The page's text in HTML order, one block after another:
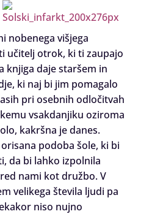
nobenega višjega
učitelj otrok, ki ti zaupajo
knjiga daje staršem in
ki naj bi jim pomagalo
pri osebnih odločitvah
vsakdanjiku oziroma
kakršna je danes.
podoba šole, ki bi
da bi lahko izpolnila
nami kot družbo. V
velikega števila ljudi pa
niso nujno